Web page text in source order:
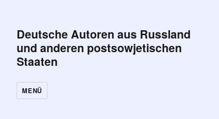
Deutsche Autoren aus Russland
und anderen postsowjetischen
Staaten
MENÜ